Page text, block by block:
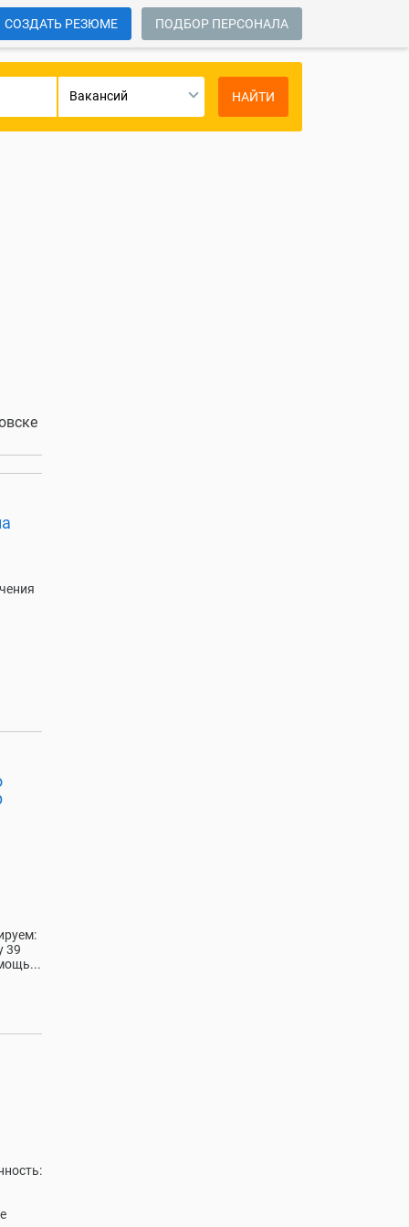
СОЗДАТЬ РЕЗЮМЕ ПОДБОР ПЕРСОНАЛА
Вакансий НАЙТИ
39